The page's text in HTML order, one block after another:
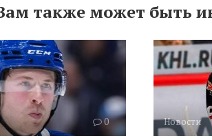
также может быть
0 Новости